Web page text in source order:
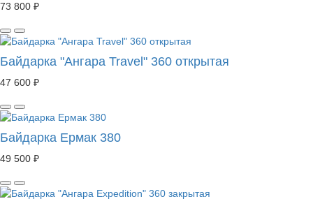
73 800 ₽
Байдарка "Ангара Travel" 360 открытая
47 600 ₽
Байдарка Ермак 380
49 500 ₽